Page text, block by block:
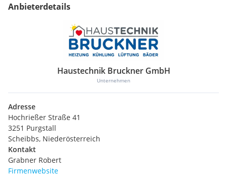
Anbieterdetails
Haustechnik Bruckner GmbH
Unternehmen
Adresse
Hochrießer Straße 41
3251 Purgstall
Scheibbs, Niederösterreich
Kontakt
Grabner Robert
Firmenwebsite